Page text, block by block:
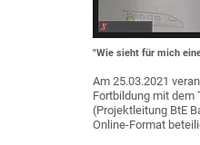
"Wie sieht für mich
Am 25.03.2021
Fortbildung mit dem
(Projektleitung BtE
Online-Format